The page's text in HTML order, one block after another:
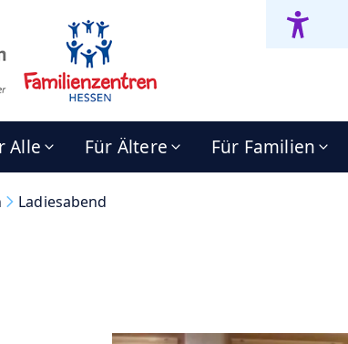
Alle Für Ältere Für Familien
Ladiesabend